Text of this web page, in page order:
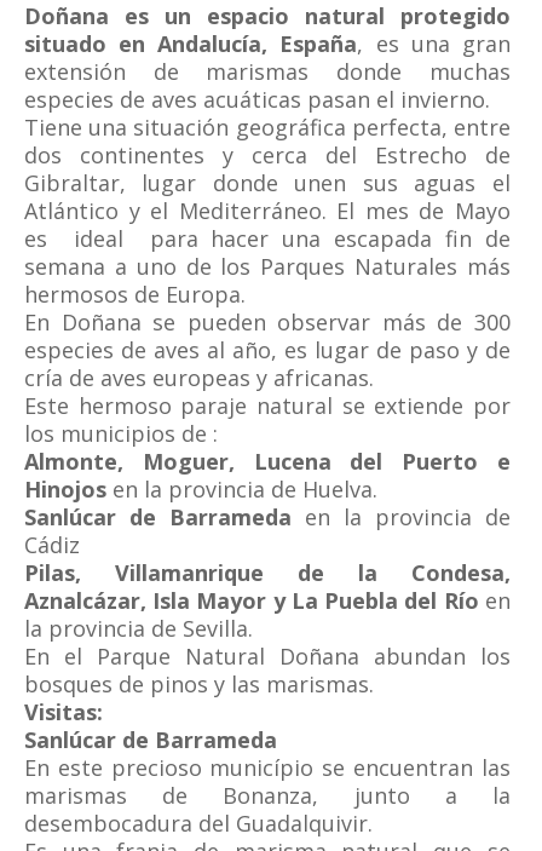
Doñana es un espacio natural protegido
situado en Andalucía, España, es una gran
extensión de marismas donde muchas
especies de aves acuáticas pasan el invierno.
Tiene una situación geográfica perfecta, entre
dos continentes y cerca del Estrecho de
Gibraltar, lugar donde unen sus aguas el
Atlántico y el Mediterráneo. El mes de Mayo
es ideal para hacer una escapada fin de
semana a uno de los Parques Naturales más
hermosos de Europa.
En Doñana se pueden observar más de 300
especies de aves al año, es lugar de paso y de
cría de aves europeas y africanas.
Este hermoso paraje natural se extiende por
los municipios de :
Almonte, Moguer, Lucena del Puerto e
Hinojos en la provincia de Huelva.
Sanlúcar de Barrameda en la provincia de
Cádiz
Pilas, Villamanrique de la Condesa,
Aznalcázar, Isla Mayor y La Puebla del Río en
la provincia de Sevilla.
En el Parque Natural Doñana abundan los
bosques de pinos y las marismas.
Visitas:
Sanlúcar de Barrameda
En este precioso município se encuentran las
marismas de Bonanza, junto a la
desembocadura del Guadalquivir.